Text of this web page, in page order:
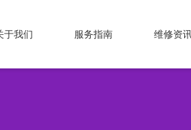
于我们 服务指南 维修资